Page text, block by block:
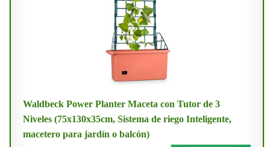
Waldbeck Power Planter Maceta con Tutor de 3
Niveles (75x130x35cm, Sistema de riego Inteligente,
macetero para jardín o balcón)